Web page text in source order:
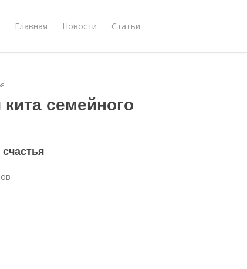
Главная Новости Статьи
семейного